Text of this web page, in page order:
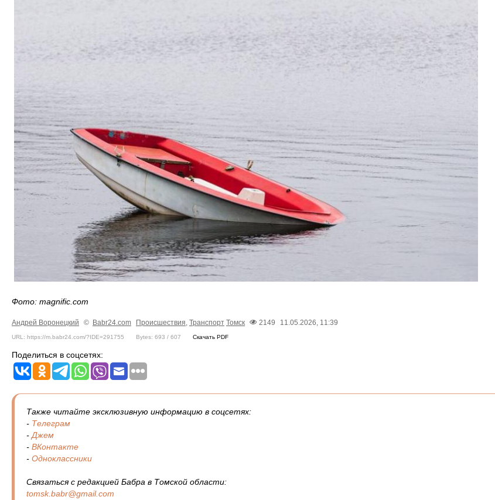
Фото: magnific.com
Андрей Воронецкий © Babr24.com Происшествия, Транспорт Томск 2149 11.05.2026, 11:39
URL: https://m.babr24.com/?IDE=291755 Bytes: 693 / 607 Скачать PDF
Поделиться в соцсетях:
Также читайте эксклюзивную информацию в соцсетях:
- Телеграм
- Джем
- ВКонтакте
- Одноклассники
Связаться с редакцией Бабра в Томской области:
tomsk.babr@gmail.com